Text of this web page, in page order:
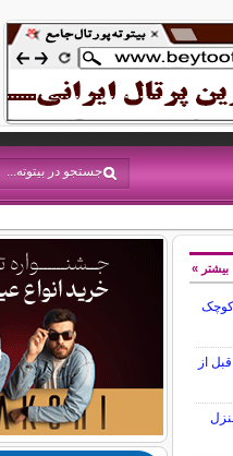
کوچک
از
بیشتر »